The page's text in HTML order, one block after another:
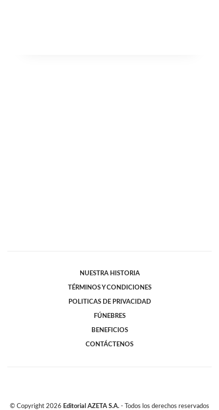
NUESTRA HISTORIA
TÉRMINOS Y CONDICIONES
POLITICAS DE PRIVACIDAD
FÚNEBRES
BENEFICIOS
CONTÁCTENOS
© Copyright 2026 Editorial AZETA S.A. - Todos los derechos reservados